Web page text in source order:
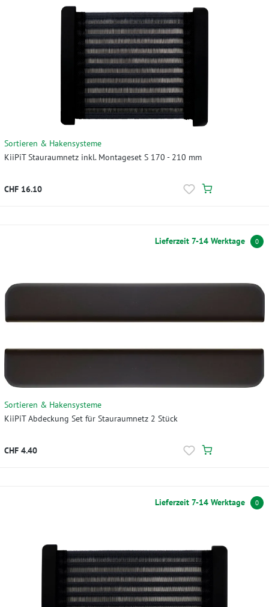
Sortieren & Hakensysteme
KiiPiT Stauraumnetz inkl. Montageset S 170 - 210 mm
CHF 16.10
Lieferzeit 7-14 Werktage 0
Sortieren & Hakensysteme
KiiPiT Abdeckung Set für Stauraumnetz 2 Stück
CHF 4.40
Lieferzeit 7-14 Werktage 0